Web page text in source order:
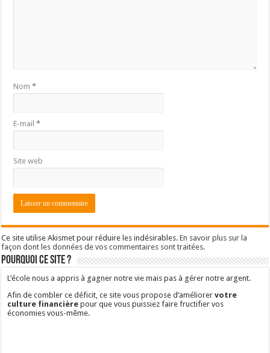
Nom*
E-mail*
Site web
Ce site utilise Akismet pour réduire les indésirables.En savoir plus sur la
façon dont les données de vos commentaires sont traitées.
Pourquoi ce site ?
L’école nous a appris à gagner notre vie mais pas à gérer notre argent.
Afin de combler ce déficit, ce site vous propose d’améliorervotre
culture financière pour que vous puissiez faire fructifier vos
économies vous-même.